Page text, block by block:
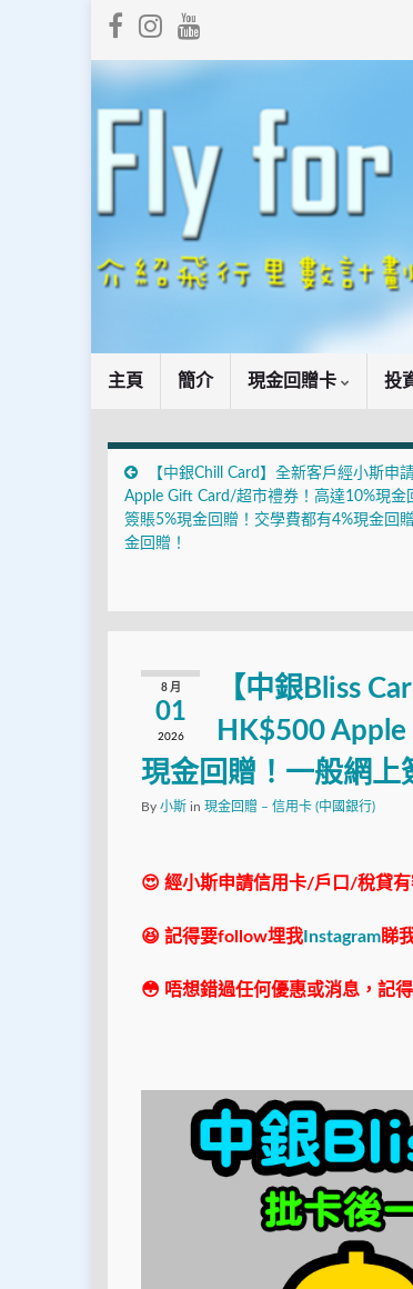
主頁 簡介 現金回贈卡 投
【中銀Chill Card】全新客戶經小斯申
Apple Gift Card/超市禮券！高達10%現金
簽賬5%現金回贈！交學費都有4%現金回
金回贈！
8 月
01
2026
【中銀Bliss
HK$500
現金回贈！一般網上
By 小斯 in 現金回贈 – 信用卡 (中國銀行)
😍 經小斯申請信用卡/戶口/稅貸
😆 記得要follow埋我 Instagram睇
😳 唔想錯過任何優惠或消息，記